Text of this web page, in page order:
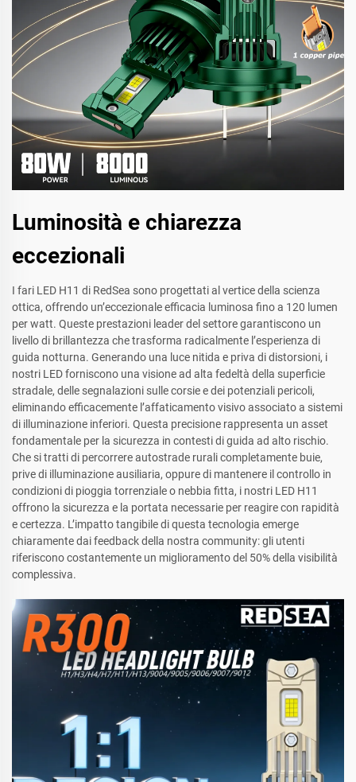
Luminosità e chiarezza
eccezionali
I fari LED H11 di RedSea sono progettati al vertice della scienza
ottica, offrendo un’eccezionale efficacia luminosa fino a 120 lumen
per watt. Queste prestazioni leader del settore garantiscono un
livello di brillantezza che trasforma radicalmente l’esperienza di
guida notturna. Generando una luce nitida e priva di distorsioni, i
nostri LED forniscono una visione ad alta fedeltà della superficie
stradale, delle segnalazioni sulle corsie e dei potenziali pericoli,
eliminando efficacemente l’affaticamento visivo associato a sistemi
di illuminazione inferiori. Questa precisione rappresenta un asset
fondamentale per la sicurezza in contesti di guida ad alto rischio.
Che si tratti di percorrere autostrade rurali completamente buie,
prive di illuminazione ausiliaria, oppure di mantenere il controllo in
condizioni di pioggia torrenziale o nebbia fitta, i nostri LED H11
offrono la sicurezza e la portata necessarie per reagire con rapidità
e certezza. L’impatto tangibile di questa tecnologia emerge
chiaramente dai feedback della nostra community: gli utenti
riferiscono costantemente un miglioramento del 50% della visibilità
complessiva.